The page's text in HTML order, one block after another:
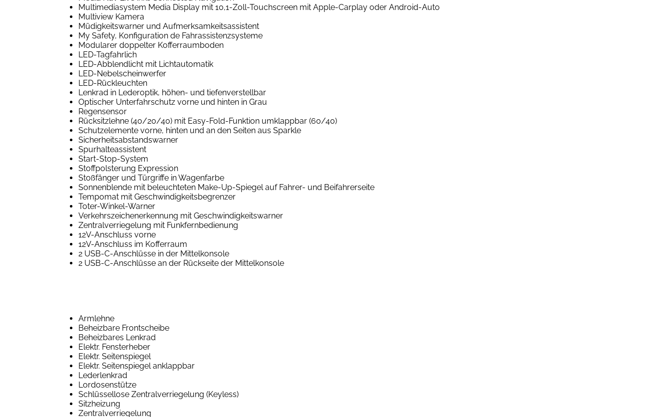
Multimediasystem Media Display mit 10,1-Zoll-Touchscreen mit Apple-Carplay oder Android-Auto
Multiview Kamera
Müdigkeitswarner und Aufmerksamkeitsassistent
My Safety, Konfiguration de Fahrassistenzsysteme
Modularer doppelter Kofferraumboden
LED-Tagfahrlich
LED-Abblendlicht mit Lichtautomatik
LED-Nebelscheinwerfer
LED-Rückleuchten
Lenkrad in Lederoptik, höhen- und tiefenverstellbar
Optischer Unterfahrschutz vorne und hinten in Grau
Regensensor
Rücksitzlehne (40/20/40) mit Easy-Fold-Funktion umklappbar (60/40)
Schutzelemente vorne, hinten und an den Seiten aus Sparkle
Sicherheitsabstandswarner
Spurhalteassistent
Start-Stop-System
Stoffpolsterung Expression
Stoßfänger und Türgriffe in Wagenfarbe
Sonnenblende mit beleuchteten Make-Up-Spiegel auf Fahrer- und Beifahrerseite
Tempomat mit Geschwindigkeitsbegrenzer
Toter-Winkel-Warner
Verkehrszeichenerkennung mit Geschwindigkeitswarner
Zentralverriegelung mit Funkfernbedienung
12V-Anschluss vorne
12V-Anschluss im Kofferraum
2 USB-C-Anschlüsse in der Mittelkonsole
2 USB-C-Anschlüsse an der Rückseite der Mittelkonsole
Armlehne
Beheizbare Frontscheibe
Beheizbares Lenkrad
Elektr. Fensterheber
Elektr. Seitenspiegel
Elektr. Seitenspiegel anklappbar
Lederlenkrad
Lordosenstütze
Schlüssellose Zentralverriegelung (Keyless)
Sitzheizung
Zentralverriegelung